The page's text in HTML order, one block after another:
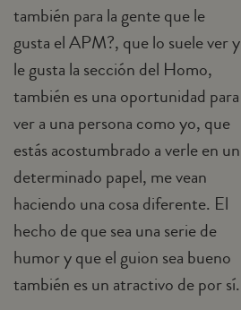
también para la gente que le
gusta el APM?, que lo suele ver y
le gusta la sección del Homo,
también es una oportunidad para
ver a una persona como yo, que
estás acostumbrado a verle en un
determinado papel, me vean
haciendo una cosa diferente. El
hecho de que sea una serie de
humor y que el guion sea bueno
también es un atractivo de por sí.